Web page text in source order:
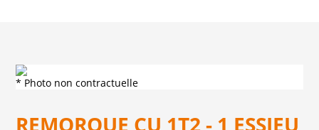
* Photo non contractuelle
REMORQUE CU 1T2 - 1 ESSIEU